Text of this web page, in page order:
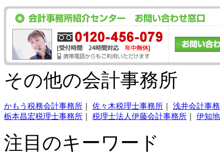
その他の会計事務所
かもう税務会計事務所 佐々木税理士事務所
浅井会計事
栃本昌宏税理士事務所
税理士法人伊藤会計事務所 伊知
注目のキーワード